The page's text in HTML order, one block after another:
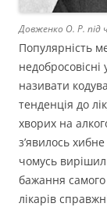
Довженко О. Р. під
Популярність
називати
тенденція до
хворих на
з’явилось
чомусь
бажання самого
лікарів